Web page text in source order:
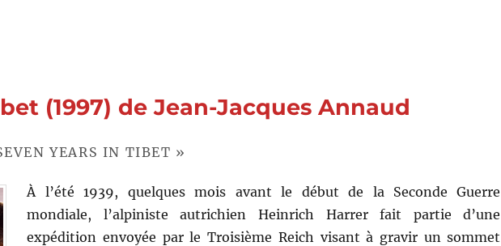
de
(1997) de Jean-Jacques Annaud
YEARS IN TIBET »
À l’été 1939, quelques mois avant le début de la Seconde Guerre
mondiale, l’alpiniste autrichien Heinrich Harrer fait partie d’une
expédition envoyée par le Troisième Reich visant à gravir un sommet